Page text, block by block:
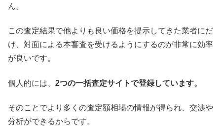
ん。
この査定結果で他よりも良い価格を提示してきた業者にだ
け、対面による本審査を受けるようにするのが非常に効率
が良いです。
個人的には、 2つの一括査定サイトで登録しています。
そのことでより多くの査定額相場の情報が得られ、交渉や
分析ができるからです。